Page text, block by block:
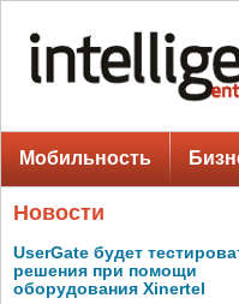
Мобильность
Новости
UserGate будет
решения при помощи
оборудования Xinertel